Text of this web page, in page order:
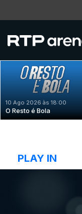
10 Ago 2026 às 18:00
O Resto é Bola
PLAY IN